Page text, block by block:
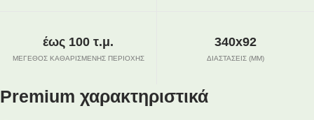
έως 100 τ.μ.
ΜΈΓΕΘΟΣ ΚΑΘΑΡΙΣΜΈΝΗΣ ΠΕΡΙΟΧΉΣ
340x92
ΔΙΑΣΤΑΣΕΙΣ (ΜΜ)
Premium χαρακτηριστικά